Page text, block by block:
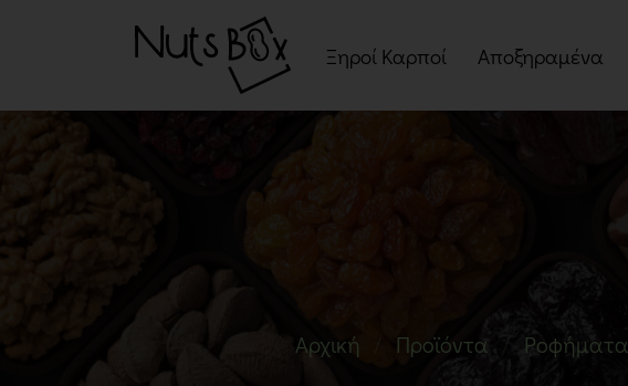
Ξηροί Καρποί Αποξηραμένα
Αρχική Προϊόντα Ροφήματα